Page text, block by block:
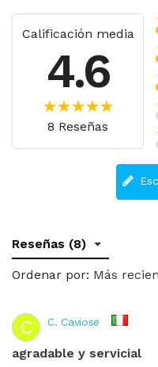
Calificación media
4.6
8 Reseñas
Reseñas (8)
Ordenar por: Más
C C. Caviose
agradable y servicial